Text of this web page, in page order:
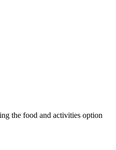
the food and activities option